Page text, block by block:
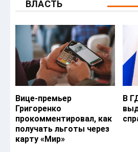
ВЛАСТЬ
Вице-премьер
Григоренко
прокомментировал, как
получать льготы через
карту «Мир»
В